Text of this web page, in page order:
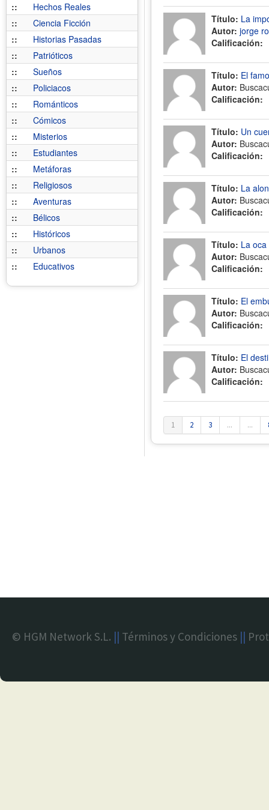
::
Hechos Reales
::
Ciencia Ficción
::
Historias Pasadas
::
Patrióticos
::
Sueños
::
Policiacos
::
Románticos
::
Cómicos
::
Misterios
::
Estudiantes
::
Metáforas
::
Religiosos
::
Aventuras
::
Bélicos
::
Históricos
::
Urbanos
::
Educativos
Título: La
Autor: jorge
Calificación:
Título: El
Autor:
Calificación:
Título: Un
Autor:
Calificación:
Título: La
Autor:
Calificación:
Título: La
Autor:
Calificación:
Título: El
Autor:
Calificación:
Título: El
Autor:
Calificación:
1 2 3 ... ...
© HGM Network S.L. || Términos y Condiciones ||